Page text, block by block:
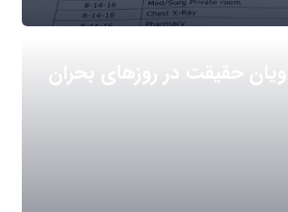
حقیقت در روزهای بحران